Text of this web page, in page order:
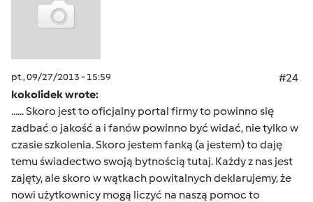
pt., 09/27/2013 - 15:59
#24
kokolidek wrote:
...... Skoro jest to oficjalny portal firmy to powinno się
zadbać o jakość a i fanów powinno być widać, nie tylko w
czasie szkolenia. Skoro jestem fanką (a jestem) to daję
temu świadectwo swoją bytnością tutaj. Każdy z nas jest
zajęty, ale skoro w wątkach powitalnych deklarujemy, że
nowi użytkownicy mogą liczyć na naszą pomoc to